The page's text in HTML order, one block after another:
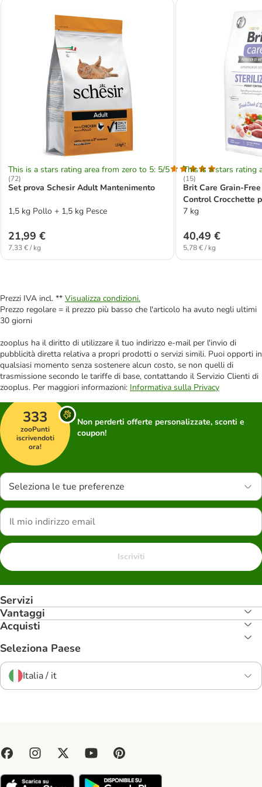
This is a stars rating area from zero to 5: 5/5
(72)
Set prova Schesir Adult Mantenimento
1,5 kg Pollo + 1,5 kg Pesce
21,99 €
7,33 € / kg
This is a stars rating
(15)
Brit Care Grain-
Control Crocchette
7 kg
40,49 €
5,78 € / kg
Prezzi IVA incl. ** Visualizza condizioni.
Prezzo regolare = il prezzo più basso che l'articolo ha avuto negli ultimi
30 giorni
zooplus ha il diritto di utilizzare il tuo indirizzo e-mail per l'invio di
pubblicità diretta relativa a propri prodotti o servizi simili. Puoi opporti in
qualsiasi momento senza sostenere alcun costo, se non quelli di
trasmissione secondo le tariffe di base, contattando il Servizio Clienti di
zooplus. Per maggiori informazioni: Informativa sulla Privacy
333
zooPunti
iscrivendoti
ora!
Non perderti offerte personalizzate, sconti e
coupon!
Seleziona le tue preferenze
Iscriviti
Servizi
Vantaggi
Acquisti
Seleziona Paese
Italia / it